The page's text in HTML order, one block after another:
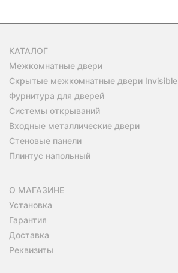
КАТАЛОГ
Межкомнатные двери
Скрытые межкомнатные двери Invisible
Фурнитура для дверей
Системы открываний
Входные металлические двери
Стеновые панели
Плинтус напольный
О МАГАЗИНЕ
Установка
Гарантия
Доставка
Реквизиты